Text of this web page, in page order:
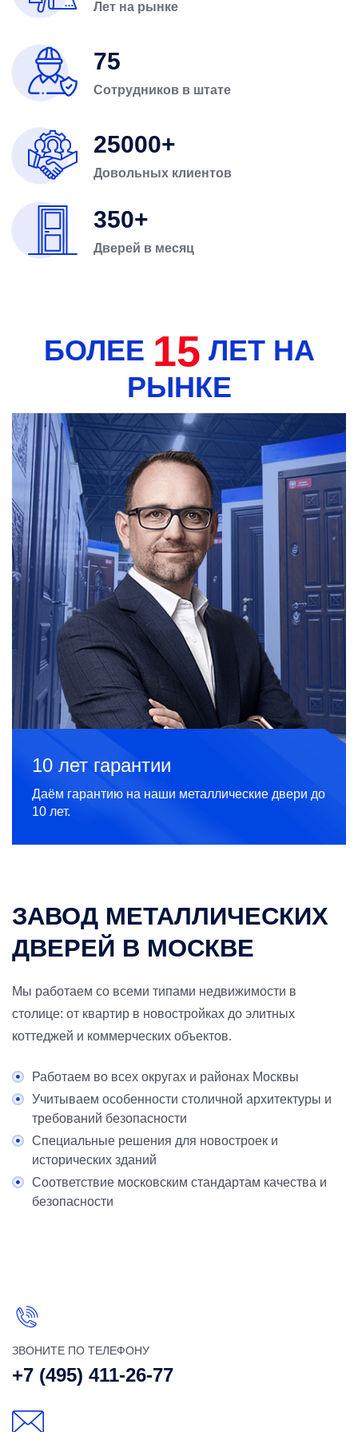
Лет на рынке
75
Сотрудников в штате
25000
Довольных клиентов
350
Дверей в месяц
БОЛЕЕ 15 ЛЕТ НА
РЫНКЕ
10 лет гарантии
Даём гарантию на наши металлические двери до
10 лет.
ЗАВОД МЕТАЛЛИЧЕСКИХ
ДВЕРЕЙ В МОСКВЕ
Мы работаем со всеми типами недвижимости в
столице: от квартир в новостройках до элитных
коттеджей и коммерческих объектов.
Работаем во всех округах и районах Москвы
Учитываем особенности столичной архитектуры и
требований безопасности
Специальные решения для новостроек и
исторических зданий
Соответствие московским стандартам качества и
безопасности
ЗВОНИТЕ ПО ТЕЛЕФОНУ
+7 (495) 411-26-77